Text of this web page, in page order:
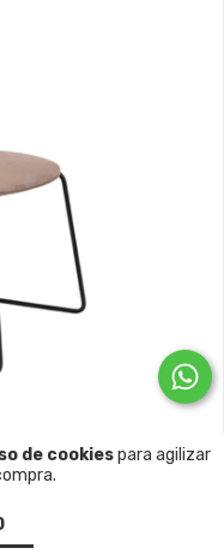
de cookiespara agilizar